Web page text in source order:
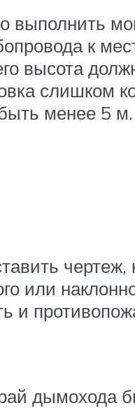
выполнить
к
высота
слишком
менее 5 м.
или
и
дымохода